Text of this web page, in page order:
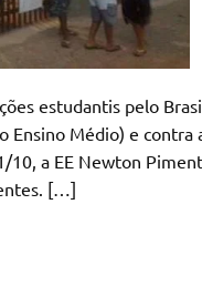
estudantis pelo
Ensino Médio) e
10, a EE Newton
[…]